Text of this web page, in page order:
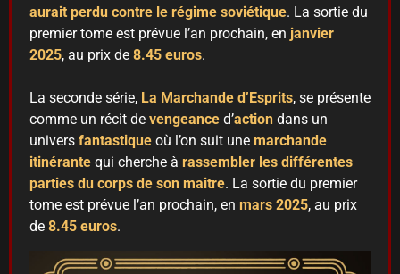
aurait perdu contre le régime soviétique. La sortie du
premier tome est prévue l’an prochain, en janvier
2025, au prix de 8.45 euros.
La seconde série, La Marchande d’Esprits, se présente
comme un récit de vengeance d’action dans un
univers fantastique où l’on suit une marchande
itinérante qui cherche à rassembler les différentes
parties du corps de son maitre. La sortie du premier
tome est prévue l’an prochain, en mars 2025, au prix
de 8.45 euros.